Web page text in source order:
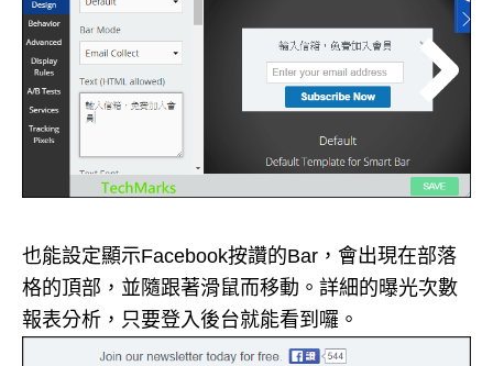
也能設定顯示Facebook按讚的Bar，會出現在部落
格的頂部，並隨跟著滑鼠而移動。詳細的曝光次數
報表分析，只要登入後台就能看到囉。